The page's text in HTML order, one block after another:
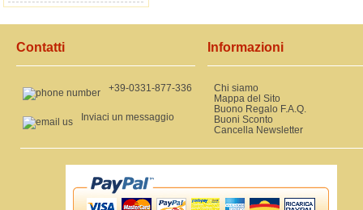
Contatti
+39-0331-877-336
Inviaci un messaggio
Informazioni
Chi siamo
Mappa del Sito
Buono Regalo F.A.Q.
Buoni Sconto
Cancella Newsletter